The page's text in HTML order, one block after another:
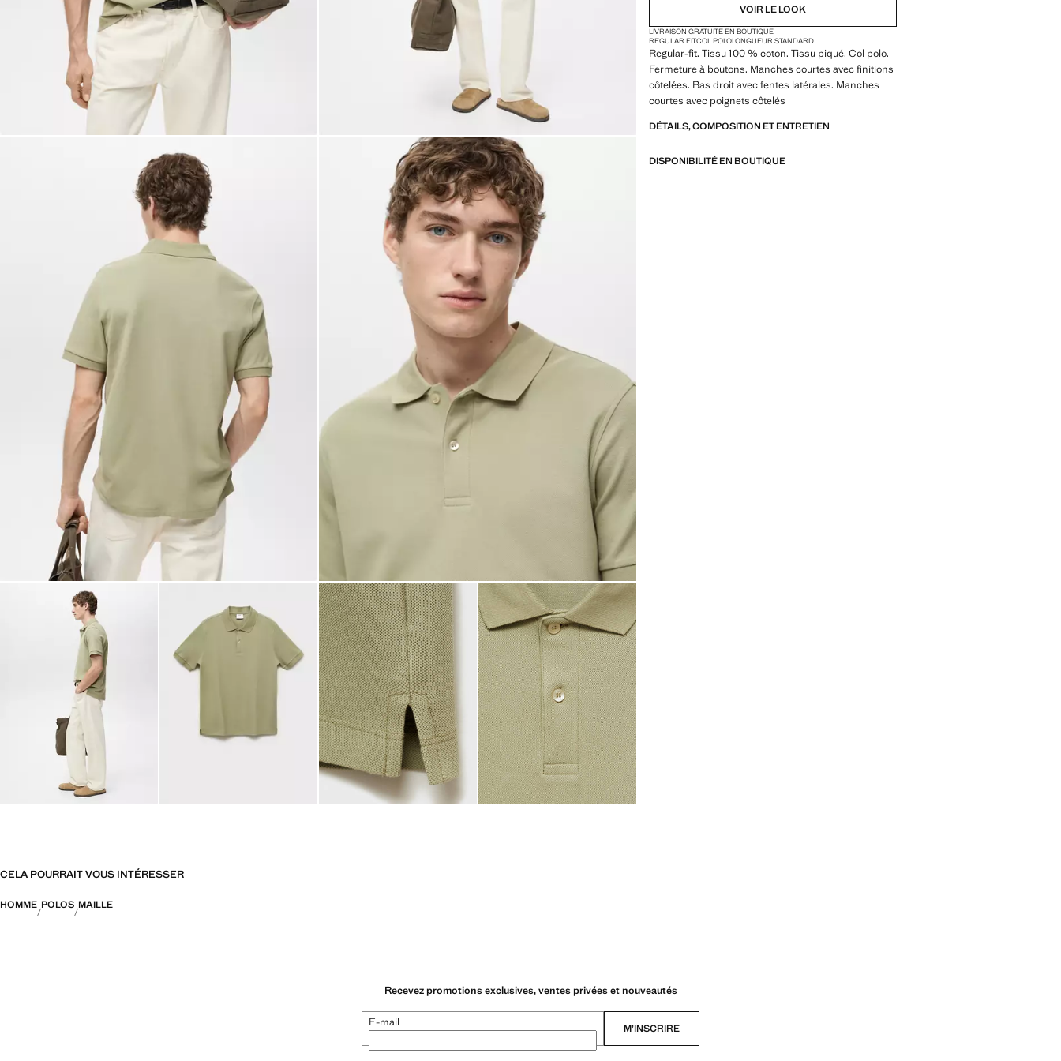
VOIR LE LOOK
LIVRAISON GRATUITE EN BOUTIQUE
REGULAR FITCOL POLOLONGUEUR STANDARD
Regular-fit. Tissu 100 % coton. Tissu piqué. Col polo.
Fermeture à boutons. Manches courtes avec finitions
côtelées. Bas droit avec fentes latérales. Manches
courtes avec poignets côtelés
DÉTAILS, COMPOSITION ET ENTRETIEN
DISPONIBILITÉ EN BOUTIQUE
CELA POURRAIT VOUS INTÉRESSER
HOMME POLOS MAILLE
Recevez promotions exclusives, ventes privées et nouveautés
E-mail M’INSCRIRE